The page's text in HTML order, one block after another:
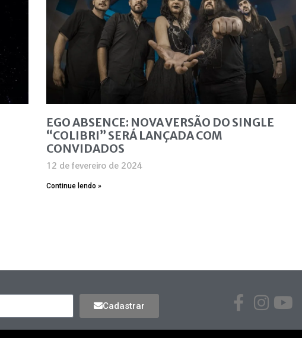
EGO ABSENCE: NOVA VERSÃO DO SINGLE
“COLIBRI” SERÁ LANÇADA COM
CONVIDADOS
12 de fevereiro de 2024
Continue lendo »
Cadastrar